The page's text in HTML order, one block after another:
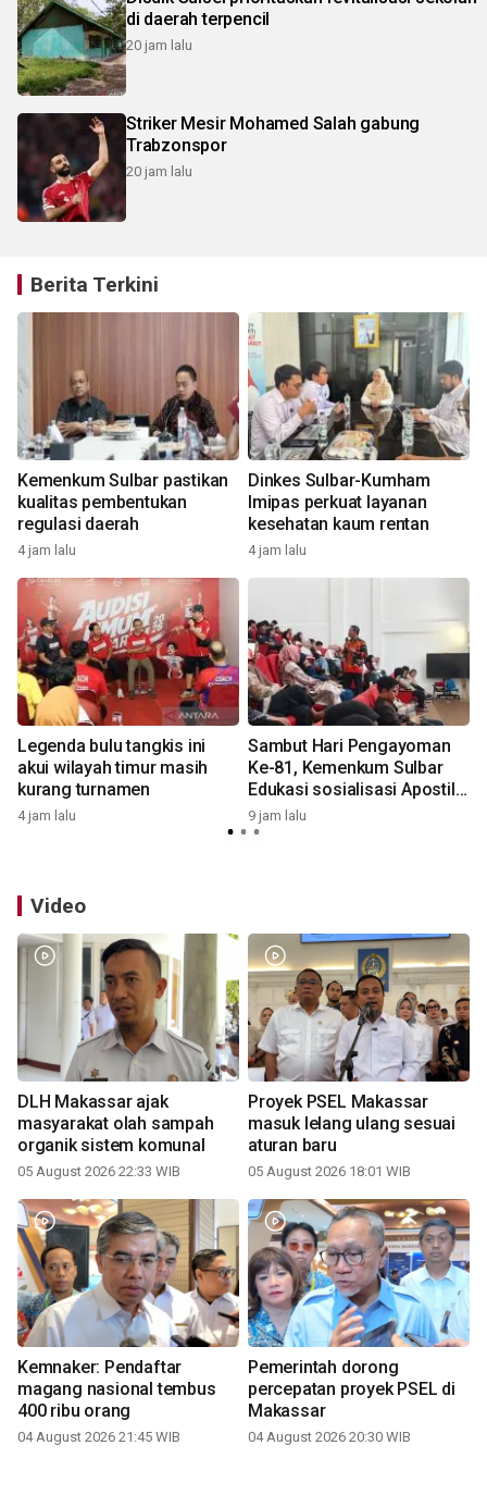
di daerah terpencil
20 jam lalu
Striker Mesir Mohamed Salah gabung
Trabzonspor
20 jam lalu
Berita Terkini
Kemenkum Sulbar pastikan
kualitas pembentukan
regulasi daerah
4 jam lalu
Dinkes Sulbar-Kumham
Imipas perkuat layanan
kesehatan kaum rentan
4 jam lalu
Legenda bulu tangkis ini
akui wilayah timur masih
kurang turnamen
4 jam lalu
Sambut Hari Pengayoman
Ke-81, Kemenkum Sulbar
Edukasi sosialisasi Apostille
di Unsulbar
9 jam lalu
Video
DLH Makassar ajak
masyarakat olah sampah
organik sistem komunal
05 August 2026 22:33 WIB
Proyek PSEL Makassar
masuk lelang ulang sesuai
aturan baru
05 August 2026 18:01 WIB
Kemnaker: Pendaftar
magang nasional tembus
400 ribu orang
04 August 2026 21:45 WIB
Pemerintah dorong
percepatan proyek PSEL di
Makassar
04 August 2026 20:30 WIB